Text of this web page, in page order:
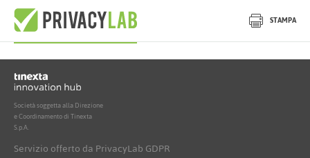
STAMPA
Nessun documento attivo trovato
Società soggetta alla Direzione
e Coordinamento di Tinexta
S.p.A.
Servizio offerto da PrivacyLab GDPR